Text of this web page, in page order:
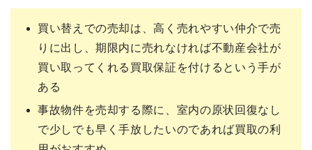
買い替えでの売却は、高く売れやすい仲介で売
りに出し、期限内に売れなければ不動産会社が
買い取ってくれる買取保証を付けるという手が
ある
事故物件を売却する際に、室内の原状回復なし
で少しでも早く手放したいのであれば買取の利